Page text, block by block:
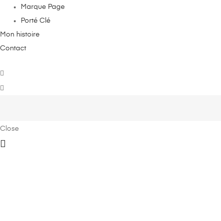
Marque Page
Porté Clé
Mon histoire
Contact
Close